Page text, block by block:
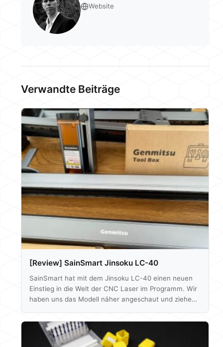
Website
Verwandte Beiträge
[Review] SainSmart Jinsoku LC-40
SainSmart hat mit dem Jinsoku LC-40 einen neuen
Einstieg in die Welt der CNC Laser im Programm. Wir
haben uns das Modell näher angeschaut und ziehen
geupgradete 3018 PRO DIY CNC Fäse. Preislich
liegen die beiden Modelle mit ca. 400€ gleich auf,
ebenso beim verwendeten 5,5 W Lasermodul. Neben